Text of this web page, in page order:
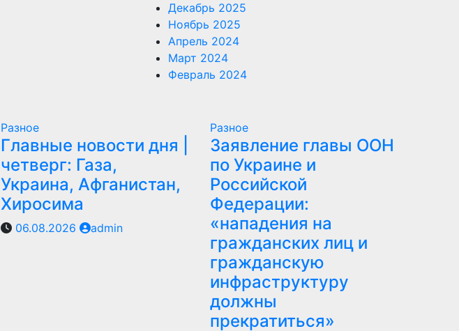
Декабрь 2025
Ноябрь 2025
Апрель 2024
Март 2024
Февраль 2024
Разное
Главные новости дня |
четверг: Газа,
Украина, Афганистан,
Хиросима
06.08.2026 admin
Разное
Заявление главы ООН
по Украине и
Российской
Федерации:
«нападения на
гражданских лиц и
гражданскую
инфраструктуру
должны
прекратиться»